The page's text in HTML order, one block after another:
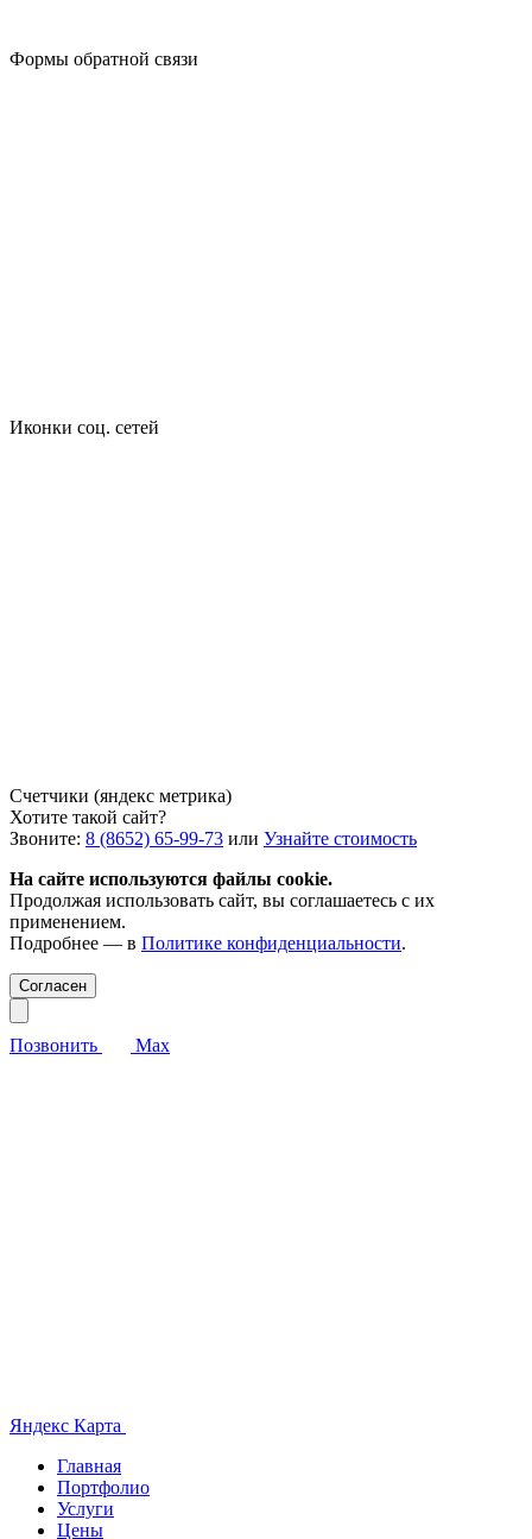
Формы обратной связи
Иконки соц. сетей
Счетчики (яндекс метрика)
Хотите такой сайт?
Звоните: 8 (8652) 65-99-73 или Узнайте стоимость
На сайте используются файлы cookie.
Продолжая использовать сайт, вы соглашаетесь с их
применением.
Подробнее — в Политике конфиденциальности.
Согласен
Позвонить Max
Яндекс Карта
Главная
Портфолио
Услуги
Цены